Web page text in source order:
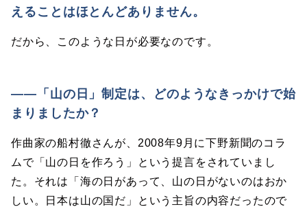
えることはほとんどありません。
だから、このような日が必要なのです。
――「山の日」制定は、どのようなきっかけで始
まりましたか？
作曲家の船村徹さんが、2008年9月に下野新聞のコラ
ムで「山の日を作ろう」という提言をされていまし
た。それは「海の日があって、山の日がないのはおか
しい。日本は山の国だ」という主旨の内容だったので